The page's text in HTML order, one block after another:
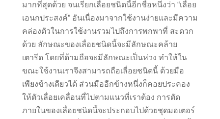
มากที่สุดด้วย จนเรียกเลื่อยชนิดนี้อีกชื่อหนึ่งว่า “เลื่อย
เอนกประสงค์” อันเนื่องมาจากใช้งานง่ายและมีความ
คล่องตัวในการใช้งานรวมไปถึงการพกพาที่ สะดวก
ด้วย ลักษณะของเลื่อยชนิดนี้จะมีลักษณะคล้าย
เตารีด โดยที่ด้ามถือจะมีลักษณะเป็นห่วง ทำให้ใน
ขณะใช้งานเราจึงสามารถถือเลื่อยชนิดนี้ ด้วยมือ
เพียงข้างเดียวได้ ส่วนมืออีกข้างหนึ่งก็คอยประคอง
ให้ตัวเลื่อยเคลื่อนที่ไปตามแนวที่เราต้อง การตัด
ภายในของเลื่อยชนิดนี้จะประกอบไปด้วยชุดมอเตอร์